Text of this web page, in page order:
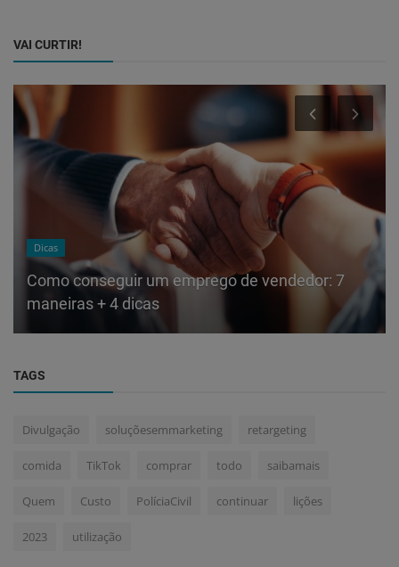
VAI CURTIR!
Dicas
Como conseguir um emprego de vendedor: 7
maneiras + 4 dicas
TAGS
Divulgação soluçõesemmarketing retargeting
comida TikTok comprar todo saibamais
Quem Custo PolíciaCivil continuar lições
2023 utilização